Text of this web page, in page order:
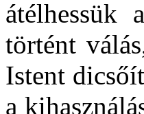
átélhessük
történt
Istent
a